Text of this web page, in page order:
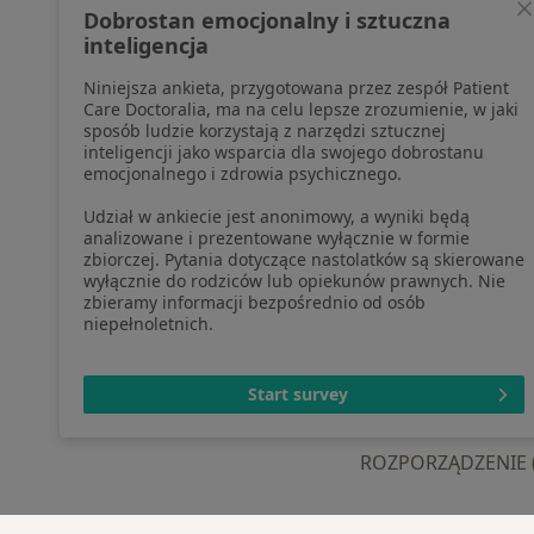
pozyskaliśmy samodzielnie
Polityka cookies
Jak działają wyniki wyszukiwania
Dostępność
O nas
Praca Rekrutujemy!
Partnerzy
Centrum prasowe
Kontakt
Blog
otwiera się w
otwiera
Dobrostan emocjonalny i sztuczna
inteligencja
Niniejsza ankieta, przygotowana przez zespół Patient
Care Doctoralia, ma na celu lepsze zrozumienie, w jaki
sposób ludzie korzystają z narzędzi sztucznej
inteligencji jako wsparcia dla swojego dobrostanu
emocjonalnego i zdrowia psychicznego.
Udział w ankiecie jest anonimowy, a wyniki będą
analizowane i prezentowane wyłącznie w formie
zbiorczej. Pytania dotyczące nastolatków są skierowane
wyłącznie do rodziców lub opiekunów prawnych. Nie
zbieramy informacji bezpośrednio od osób
niepełnoletnich.
Start survey